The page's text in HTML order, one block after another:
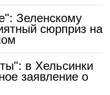
Зеленскому
сюрприз на
в Хельсинки
заявление о